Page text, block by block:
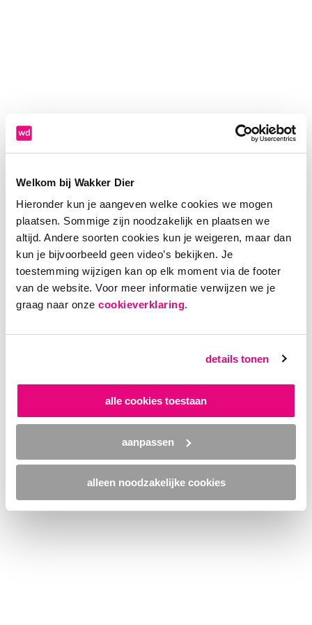
Welkom bij Wakker Dier
Hieronder kun je aangeven welke cookies we mogen
plaatsen. Sommige zijn noodzakelijk en plaatsen we
altijd. Andere soorten cookies kun je weigeren, maar dan
kun je bijvoorbeeld geen video’s bekijken. Je
toestemming wijzigen kan op elk moment via de footer
van de website. Voor meer informatie verwijzen we je
graag naar onze cookieverklaring.
details tonen
alle cookies toestaan
aanpassen
alleen noodzakelijke cookies
Application error: a client-side exception has occurred (see the